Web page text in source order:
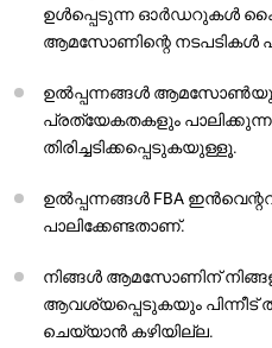
ഉൾപ്പെടുന്ന ഓർഡറുകൾ
ആമസോണിന്റെ നടപടികൾ
ഉൽപ്പന്നങ്ങൾ
പ്രത്യേകതകളും
തിരിച്ചടിക്കപ്പെടുകയുള്ളൂ.
ഉൽപ്പന്നങ്ങൾ FBA
പാലിക്കേണ്ടതാണ്.
നിങ്ങൾ ആമസോണിന്
ആവശ്യപ്പെടുകയും പിന്നീട്
ചെയ്യാൻ കഴിയില്ല.